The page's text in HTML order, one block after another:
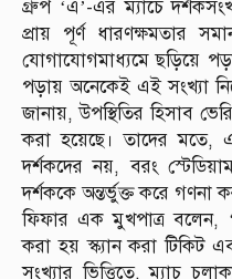
গ্রুপ ‘এ’-এর ম্যাচে
প্রায় পূর্ণ ধারণক্ষমতার
যোগাযোগমাধ্যমে ছড়িয়ে
পড়ায় অনেকেই এই সংখ্যা
জানায়, উপস্থিতির হিসাব
করা হয়েছে। তাদের
দর্শকদের নয়, বরং
দর্শককে অন্তর্ভুক্ত করে গণনা
ফিফার এক মুখপাত্র বলেন,
করা হয় স্ক্যান করা টিকিট
সংখ্যার ভিত্তিতে, ম্যাচ